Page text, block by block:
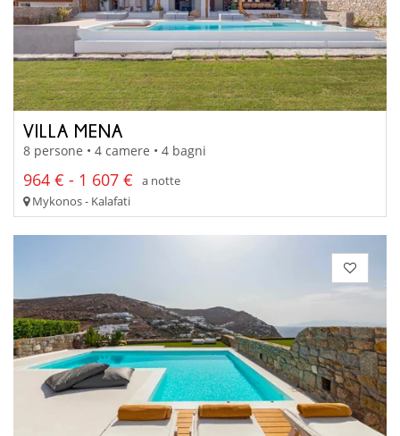
VILLA MENA
8 persone • 4 camere • 4 bagni
964 € - 1 607 €
a notte
Mykonos - Kalafati